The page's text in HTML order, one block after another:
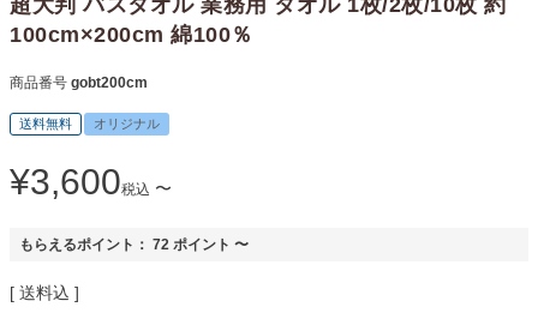
100cm×200cm 綿100％
商品番号 gobt200cm
送料無料 オリジナル
¥3,600税込 〜
もらえるポイント： 72 ポイント 〜
送料込